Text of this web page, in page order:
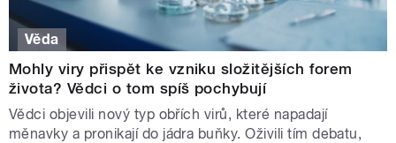
Věda
Mohly viry přispět ke vzniku složitějších forem
života? Vědci o tom spíš pochybují
Vědci objevili nový typ obřích virů, které napadají
měnavky a pronikají do jádra buňky. Oživili tím debatu,